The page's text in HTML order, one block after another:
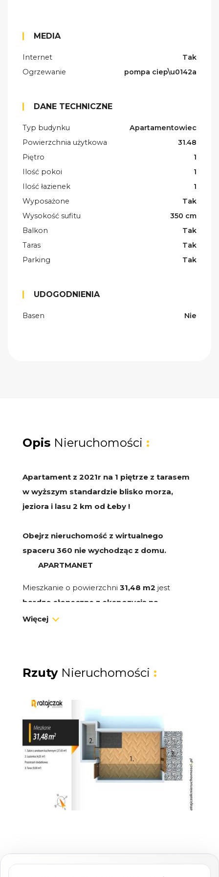
MEDIA
Internet
Tak
Ogrzewanie
pompa ciep\u0142a
DANE TECHNICZNE
Typ budynku
Apartamentowiec
Powierzchnia użytkowa
31.48
Piętro
1
Ilość pokoi
1
Ilość łazienek
1
Wyposażone
Tak
Wysokość sufitu
350 cm
Balkon
Tak
Taras
Tak
Parking
Tak
UDOGODNIENIA
Basen Nie
Opis Nieruchomości :
Apartament z 2021r na 1 piętrze z tarasem
w wyższym standardzie blisko morza,
jeziora i lasu 2 km od Łeby !
Obejrz nieruchomość z wirtualnego
spaceru 360 nie wychodząc z domu.
APARTMANET
Mieszkanie o powierzchni 31,48 m2 jest
bardzo słoneczne z ekspozycją na
południowy - wschód,
- taras 9,00 m2 z widokiem na basen
- przypisane prywatne miejsce parkingowe tuż
przy posesji
- Meble widoczne na zdjęciach oraz sprzęt
AGD i RTV w cenie mieszkania (telewizor,
zmywarka, pralka, lodówka, kuchenka
indukcyjna, piekarnik, okap, mikrofalówka)
sięgający w najwyższym punkncie3,50 m
wysokości. W całym mieszkaniuwysokiej
Więcej
Rzuty Nieruchomości :